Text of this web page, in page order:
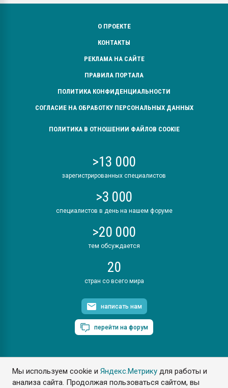
Мы используем cookie иЯндекс.Метрику для работы и
анализа сайта. Продолжая пользоваться сайтом, вы
О ПРОЕКТЕ
КОНТАКТЫ
РЕКЛАМА НА САЙТЕ
ПРАВИЛА ПОРТАЛА
ПОЛИТИКА КОНФИДЕНЦИАЛЬНОСТИ
СОГЛАСИЕ НА ОБРАБОТКУ ПЕРСОНАЛЬНЫХ ДАННЫХ
ПОЛИТИКА В ОТНОШЕНИИ ФАЙЛОВ COOKIE
>13 000
зарегистрированных специалистов
>3 000
специалистов в день на нашем форуме
>20 000
тем обсуждается
20
стран со всего мира
написать нам
перейти на форум
ПластЭксперт © 2006. Все права защищены
Разрешается копирование материалов сайта с обязательной